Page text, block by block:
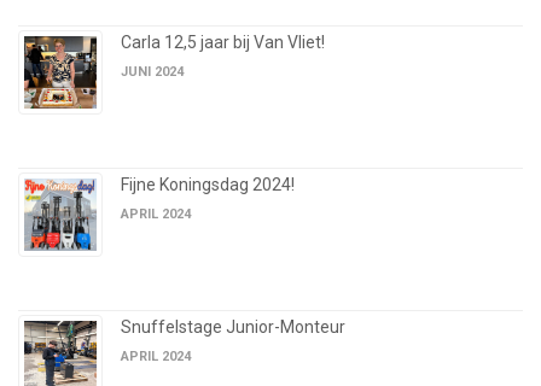
Carla 12,5 jaar bij Van Vliet!
JUNI 2024
Fijne Koningsdag 2024!
APRIL 2024
Snuffelstage Junior-Monteur
APRIL 2024